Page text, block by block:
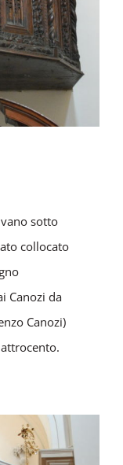
sotto
collocato
Canozi da
Canozi)